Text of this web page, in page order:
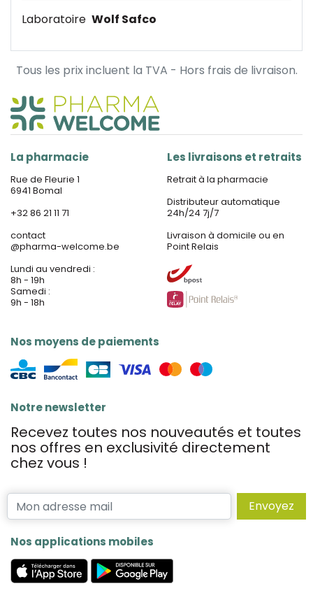
Laboratoire Wolf Safco
Tous les prix incluent la TVA - Hors frais de livraison.
La pharmacie
Rue de Fleurie 1
6941 Bomal
+32 86 21 11 71
contact
@pharma-welcome.be
Lundi au vendredi :
8h - 19h
Samedi :
9h - 18h
Nos moyens de paiements
Les livraisons et retraits
Retrait à la pharmacie
Distributeur automatique
24h/24 7j/7
Livraison à domicile ou en
Point Relais
Notre newsletter
Recevez toutes nos nouveautés et toutes
nos offres en exclusivité directement
chez vous !
Envoyez
Nos applications mobiles